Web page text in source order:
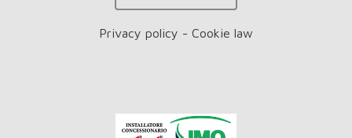
Privacy policy - Cookie law